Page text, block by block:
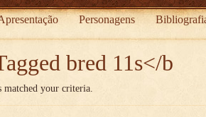
Personagens
bred 11s</b
matched your criteria.